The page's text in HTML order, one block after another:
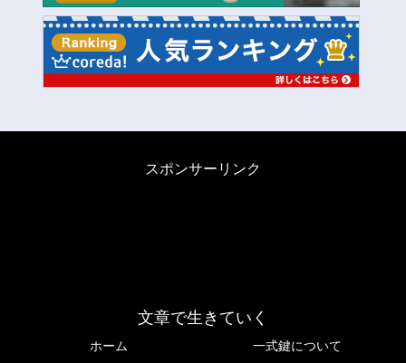
スポンサーリンク
文章で生きていく
ホーム 一式鍵について